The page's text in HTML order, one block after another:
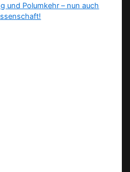
und Polumkehr – nun auch